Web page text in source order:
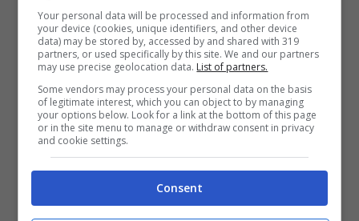
PARTITELLA CONTRO LA PRIMAVERA
Your personal data will be processed and information from
your device (cookies, unique identifiers, and other device
data) may be stored by, accessed by and shared with 319
partners, or used specifically by this site. We and our partners
may use precise geolocation data. List of partners.
Some vendors may process your personal data on the basis
of legitimate interest, which you can object to by managing
your options below. Look for a link at the bottom of this page
or in the site menu to manage or withdraw consent in privacy
and cookie settings.
Consent